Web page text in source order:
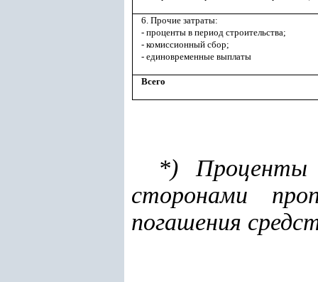
6. Прочие затраты:
- проценты в период строительства;
- комиссионный сбор;
- единовременные выплаты
Всего
*) Проценты
сторонами
погашения